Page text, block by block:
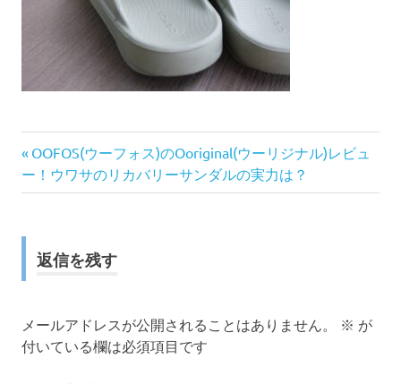
投
稿
ナ
ビ
ー
前
の
記
OOFOS(ウーフォス)のOoriginal(ウーリジナル)レビュ
ー！ウワサのリカバリーサンダルの実力は？
返信を残す
メールアドレスが公開されることはありません。 ※ が
付いている欄は必須項目です